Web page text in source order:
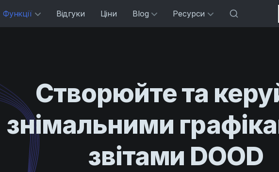
Функції Відгуки Ціни Blog Ресурси
Створюйте та
знімальними
звітами DOOD